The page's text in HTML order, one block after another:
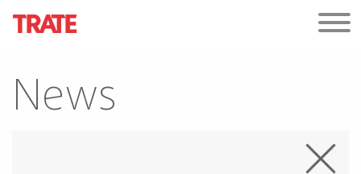
News